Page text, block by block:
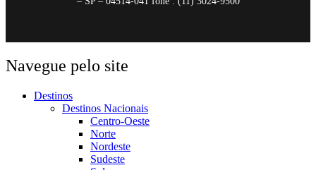
Navegue pelo site
Destinos
Destinos Nacionais
Centro-Oeste
Norte
Nordeste
Sudeste